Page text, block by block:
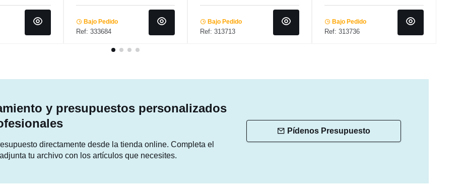
Bajo Pedido
Ref: 333684
Bajo Pedido
Ref: 313713
Bajo Pedido
Ref: 313736
y presupuestos personalizados
directamente desde la tienda online. Completa el
tu archivo con los artículos que necesites.
Pídenos Presupuesto